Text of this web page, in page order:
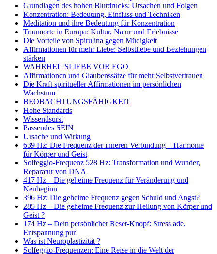
Grundlagen des hohen Blutdrucks: Ursachen und Folgen
Konzentration: Bedeutung, Einfluss und Techniken
Meditation und ihre Bedeutung für Konzentration
Traumorte in Europa: Kultur, Natur und Erlebnisse
Die Vorteile von Spirulina gegen Müdigkeit
Affirmationen für mehr Liebe: Selbstliebe und Beziehungen
stärken
WAHRHEITSLIEBE VOR EGO
Affirmationen und Glaubenssätze für mehr Selbstvertrauen
Die Kraft spiritueller Affirmationen im persönlichen
Wachstum
BEOBACHTUNGSFÄHIGKEIT
Hohe Standards
Wissendsurst
Passendes SEIN
Ursache und Wirkung
639 Hz: Die Frequenz der inneren Verbindung – Harmonie
für Körper und Geist
Solfeggio-Frequenz 528 Hz: Transformation und Wunder,
Reparatur von DNA
417 Hz – Die geheime Frequenz für Veränderung und
Neubeginn
396 Hz: Die geheime Frequenz gegen Schuld und Angst?
285 Hz – Die geheime Frequenz zur Heilung von Körper und
Geist ?
174 Hz – Dein persönlicher Reset-Knopf: Stress ade,
Entspannung pur!
Was ist Neuroplastizität ?
Solfeggio-Frequenzen: Eine Reise in die Welt der